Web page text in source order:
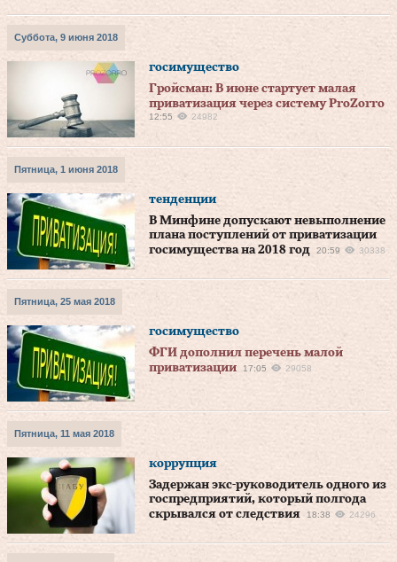
Суббота, 9 июня 2018
госимущество
Гройсман: В июне стартует малая
приватизация через систему ProZorro
12:55 24982
Пятница, 1 июня 2018
тенденции
В Минфине допускают невыполнение
плана поступлений от приватизации
госимущества на 2018 год
20:59 30338
Пятница, 25 мая 2018
госимущество
ФГИ дополнил перечень малой
приватизации
17:05 29058
Пятница, 11 мая 2018
коррупция
Задержан экс-руководитель одного из
госпредприятий, который полгода
скрывался от следствия
18:38 24296